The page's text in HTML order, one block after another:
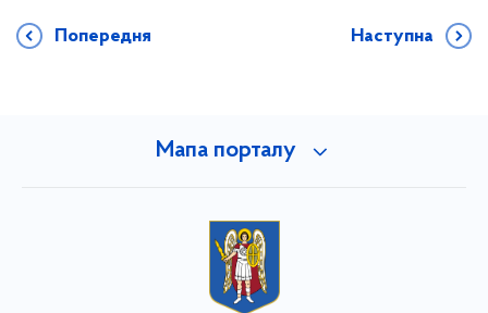
Попередня Наступна
Мапа порталу